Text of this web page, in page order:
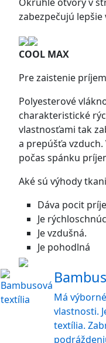
zabezpečujú
COOL MAX
Pre zaistenie
Polyesterové
charakteristické
vlastnosťami tak
a prepúšťa
počas spánku
Aké sú výhody
Dáva pocit
Je
Je vzdušná.
Je pohodlná
Má
vlastnosti.
textília.